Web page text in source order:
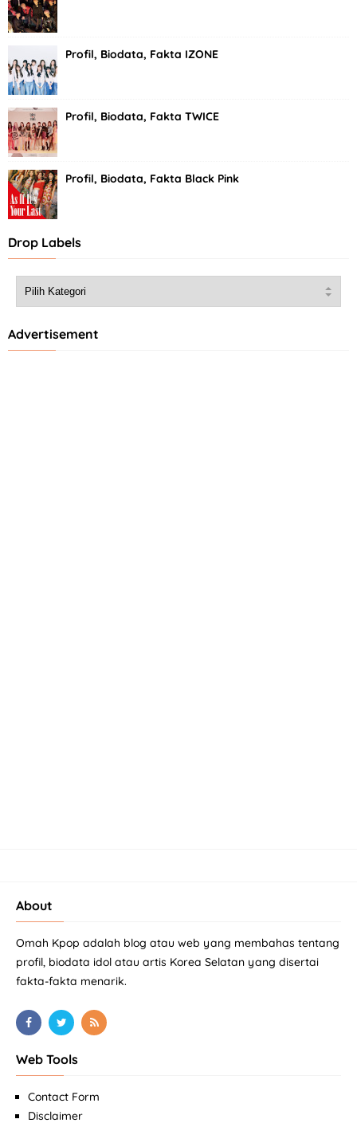
Profil, Biodata, Fakta IZONE
Profil, Biodata, Fakta TWICE
Profil, Biodata, Fakta Black Pink
Drop Labels
Advertisement
About
Omah Kpop adalah blog atau web yang membahas tentang
profil, biodata idol atau artis Korea Selatan yang disertai
fakta-fakta menarik.
Web Tools
Contact Form
Disclaimer